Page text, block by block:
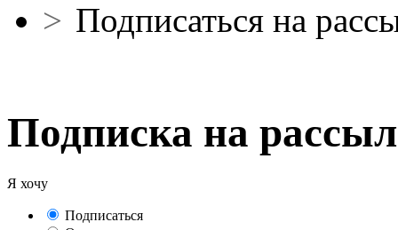
> Подписаться на
Подписка на
Я хочу
Подписаться